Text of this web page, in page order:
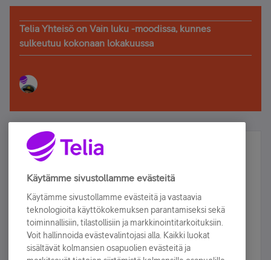
Telia Yhteisö on Vain luku -moodissa, kunnes
sulkeutuu kokonaan lokakuussa
Älä jää paitsi – osallistu ja voita!
Tilaa Telian uutiskirje ja olet mukana arvonnassa.
sähköpostiisi.
Tilaa nyt
Käytämme sivustollamme evästeitä
Käytämme sivustollamme evästeitä ja vastaavia
teknologioita käyttökokemuksen parantamiseksi sekä
toiminnallisiin, tilastollisiin ja markkinointitarkoituksiin.
Voit hallinnoida evästevalintojasi alla. Kaikki luokat
sisältävät kolmansien osapuolien evästeitä ja